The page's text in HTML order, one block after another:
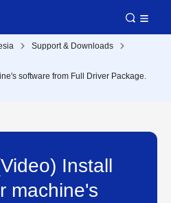
Support & Downloads
software from Full Driver Package.
Install
machine's